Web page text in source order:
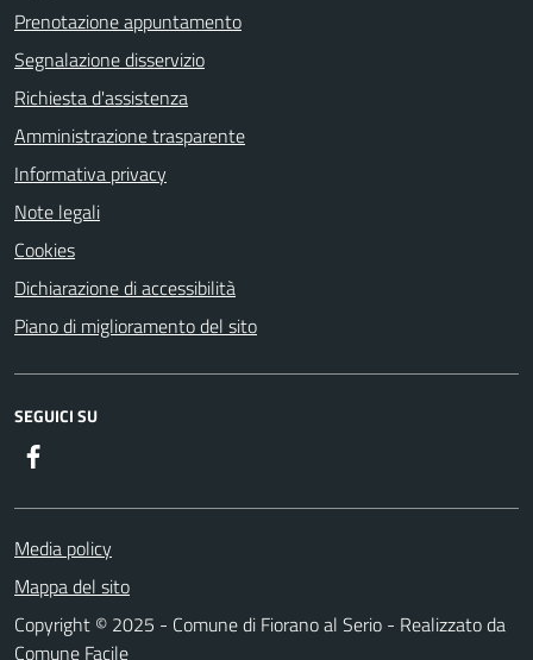
Prenotazione appuntamento
Segnalazione disservizio
Richiesta d'assistenza
Amministrazione trasparente
Informativa privacy
Note legali
Cookies
Dichiarazione di accessibilità
Piano di miglioramento del sito
SEGUICI SU
Media policy
Mappa del sito
Copyright © 2025 - Comune di Fiorano al Serio - Realizzato da
Comune Facile